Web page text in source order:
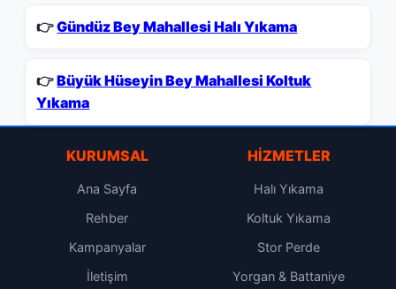
👉Gündüz Bey Mahallesi Halı Yıkama
👉Büyük Hüseyin Bey Mahallesi Koltuk
Yıkama
KURUMSAL
Ana Sayfa
Rehber
Kampanyalar
İletişim
HIZMETLER
Halı Yıkama
Koltuk Yıkama
Stor Perde
Yorgan & Battaniye